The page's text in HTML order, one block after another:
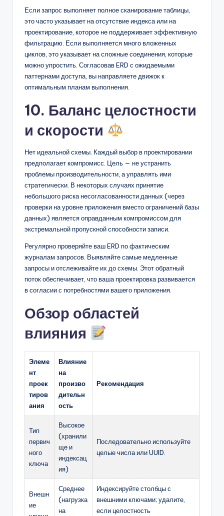
Если запрос выполняет полное сканирование таблицы,
это часто указывает на отсутствие индекса или на
проектирование, которое не поддерживает эффективную
фильтрацию. Если выполняется много вложенных
циклов, это указывает на сложные соединения, которые
можно упростить. Согласовав ERD с ожидаемыми
паттернами доступа, вы направляете движок к
оптимальным планам выполнения.
10. Баланс целостности
и скорости
Нет идеальной схемы. Каждый выбор в проектировании
предполагает компромисс. Цель — не устранить
проблемы производительности, а управлять ими
стратегически. В некоторых случаях принятие
небольшого риска несогласованности данных (через
проверки на уровне приложения вместо ограничений базы
данных) является оправданным компромиссом для
экстремальной пропускной способности записи.
Регулярно проверяйте ваш ERD по фактическим
журналам запросов. Выявляйте самые медленные
запросы и отслеживайте их до схемы. Этот обратный
поток обеспечивает, что ваша проектировка развивается
в согласии с потребностями вашего приложения.
Обзор областей
влияния
Элеме
нт
проек
тиров
ания
Влияние
на
произво
дительн
ость
Рекомендация
Тип
первич
ного
ключа
Высокое
(хранили
ще и
индексац
ия)
Последовательно используйте
целые числа или UUID.
Внешн
ие
Среднее
(нагрузка
на
Индексируйте столбцы с
внешними ключами; удалите,
если целостность